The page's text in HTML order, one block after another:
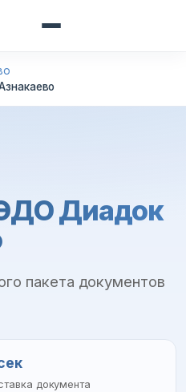
Диадок
пакета документов
документа